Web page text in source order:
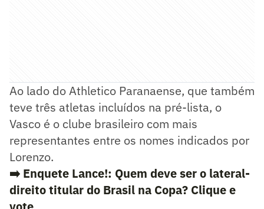
Ao lado do Athletico Paranaense, que também
teve três atletas incluídos na pré-lista, o
Vasco é o clube brasileiro com mais
representantes entre os nomes indicados por
Lorenzo.
➡️ Enquete Lance!: Quem deve ser o lateral-
direito titular do Brasil na Copa? Clique e